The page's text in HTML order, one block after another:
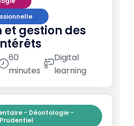
et gestion des
60
minutes
Digital
learning
- Déontologie -